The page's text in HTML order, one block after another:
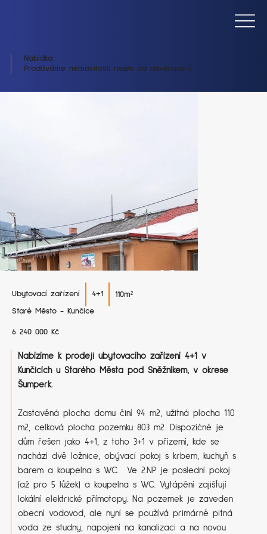
Nabídka
Prodáváme nemovitosti nejen od developerů
Ubytovací zařízení 4+1 110m²
Staré Město - Kunčice
6​ ​2​4​0​ ​0​0​0​ ​K​č​
Nabízíme k prodeji ubytovacího zařízení 4+1 v
Kunčicích u Starého Města pod Sněžníkem, v okrese
Šumperk.
Zastavěná plocha domu činí 94 m2, užitná plocha 110
m2, celková plocha pozemku 803 m2. Dispozičně je
dům řešen jako 4+1, z toho 3+1 v přízemí, kde se
nachází dvě ložnice, obývací pokoj s krbem, kuchyň s
barem a koupelna s WC. Ve 2.NP je poslední pokoj
(až pro 5 lůžek) a koupelna s WC. Vytápění zajišťují
lokální elektrické přímotopy. Na pozemek je zaveden
obecní vodovod, ale nyní se používá primárně pitná
voda ze studny, napojení na kanalizaci a na novou